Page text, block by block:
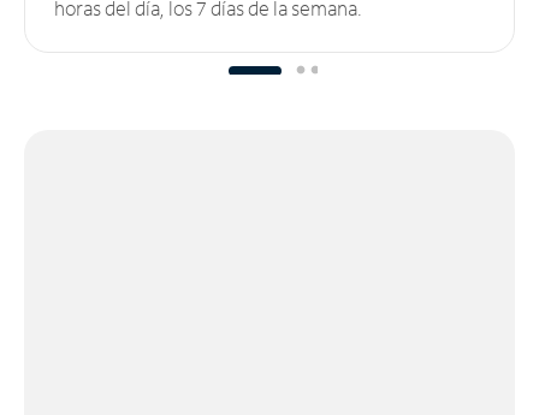
horas del día, los 7 días de la semana.